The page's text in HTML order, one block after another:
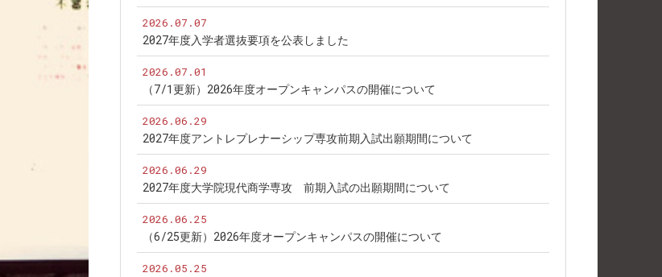
2026.07.07
2027年度入学者選抜要項を公表しました
2026.07.01
（7/1更新）2026年度オープンキャンパスの開催について
2026.06.29
2027年度アントレプレナーシップ専攻前期入試出願期間について
2026.06.29
2027年度大学院現代商学専攻 前期入試の出願期間について
2026.06.25
（6/25更新）2026年度オープンキャンパスの開催について
2026.05.25